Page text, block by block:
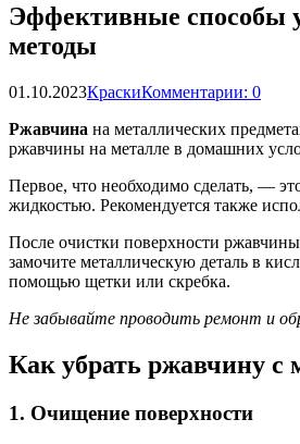
Эффективные способы
методы
01.10.2023КраскиКомментарии: 0
Ржавчина на металлических
ржавчины на металле в домашних
Первое, что необходимо сделать, —
жидкостью. Рекомендуется также
После очистки поверхности
замочите металлическую деталь в
помощью щетки или скребка.
Не забывайте проводить ремонт и
Как убрать ржавчину с
1. Очищение поверхности